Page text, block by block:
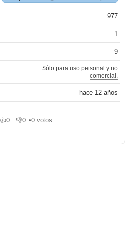
977
1
9
Sólo para uso personal y no
comercial.
hace 12 años
👍0
Me gusta
👎0
No me gusta
•0 votos